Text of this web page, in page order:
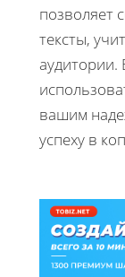
позволяет
тексты,
аудитории.
вашим
успеху в